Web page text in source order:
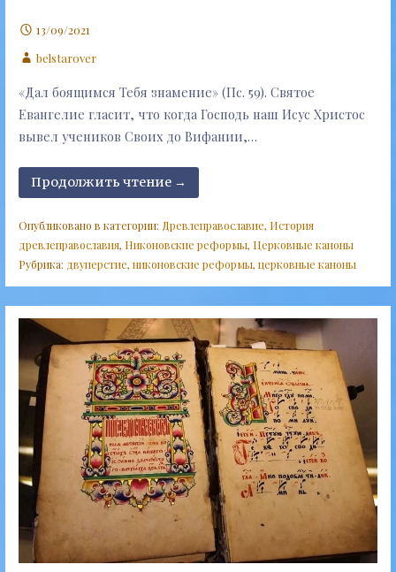
13/09/2021
belstarover
«Дал боящимся Тебя знамение» (Пс. 59). Святое
Евангелие гласит, что когда Господь наш Исус Христос
вывел учеников Своих до Вифании,…
Продолжить чтение →
Опубликовано в категории: Древлеправославие, История
древлеправославия, Никоновские реформы, Церковные каноны
Рубрика: двуперстие, никоновские реформы, церковные каноны